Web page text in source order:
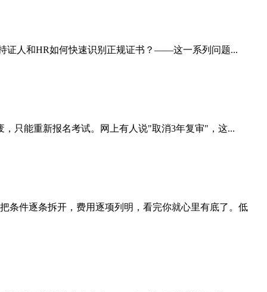
证人和HR如何快速识别正规证书？——这一系列问题...
只能重新报名考试。网上有人说"取消3年复审"，这...
条件逐条拆开，费用逐项列明，看完你就心里有底了。低